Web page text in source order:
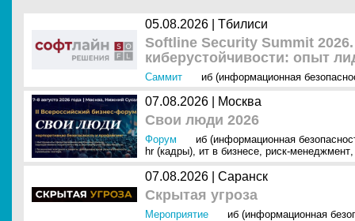
05.08.2026 | Тбилиси
Softline Security Summit
киберустойчивости: опыт
Саммит иб (информационная
07.08.2026 | Москва
Свои люди 2026
Форум
иб (информационная
hr (кадры), ит в бизнесе, риск-менеджмент,
07.08.2026 | Саранск
Скрытая угроза
Мероприятие иб (информационная